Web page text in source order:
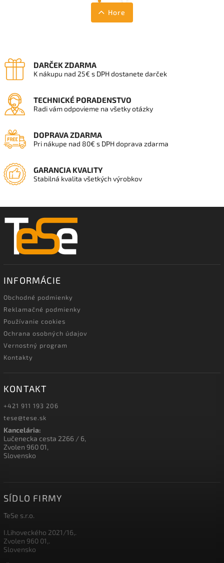
Hore
DARČEK ZDARMA
K nákupu nad 25€ s DPH dostanete darček
TECHNICKÉ PORADENSTVO
Radi vám odpovieme na všetky otázky
DOPRAVA ZDARMA
Pri nákupe nad 80€ s DPH doprava zdarma
GARANCIA KVALITY
Stabilná kvalita všetkých výrobkov
INFORMÁCIE
Obchodné podmienky
Reklamačné podmienky
Používanie cookies
Ochrana osobných údajov
Vernostný program
Kontakty
KONTAKT
+421 911 193 206
tese@tese.sk
Kancelária:
Lučenecka cesta 2266 / 6,
Zvolen 960 01,
Slovensko
SÍDLO FIRMY
TeSe s.r.o.
I.Lihoveckého 2021/16,.
Zvolen 960 01,.
Slovensko